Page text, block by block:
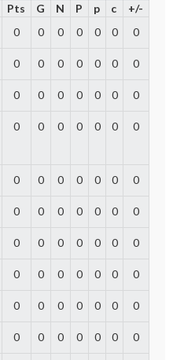
Pts G N P p c
+/-
0 0 0 0 0 0 0
0 0 0 0 0 0 0
0 0 0 0 0 0 0
0 0 0 0 0 0 0
0 0 0 0 0 0 0
0 0 0 0 0 0 0
0 0 0 0 0 0 0
0 0 0 0 0 0 0
0 0 0 0 0 0 0
0 0 0 0 0 0 0